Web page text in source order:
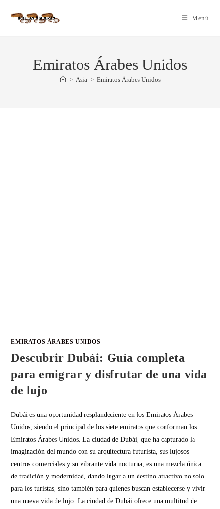
Menú
Emiratos Árabes Unidos
> Asia > Emiratos Árabes Unidos
EMIRATOS ÁRABES UNIDOS
Descubrir Dubái: Guía completa
para emigrar y disfrutar de una vida
de lujo
Dubái es una oportunidad resplandeciente en los Emiratos Árabes
Unidos, siendo el principal de los siete emiratos que conforman los
Emiratos Árabes Unidos. La ciudad de Dubái, que ha capturado la
imaginación del mundo con su arquitectura futurista, sus lujosos
centros comerciales y su vibrante vida nocturna, es una mezcla única
de tradición y modernidad, dando lugar a un destino atractivo no solo
para los turistas, sino también para quienes buscan establecerse y vivir
una nueva vida de lujo. La ciudad de Dubái ofrece una multitud de